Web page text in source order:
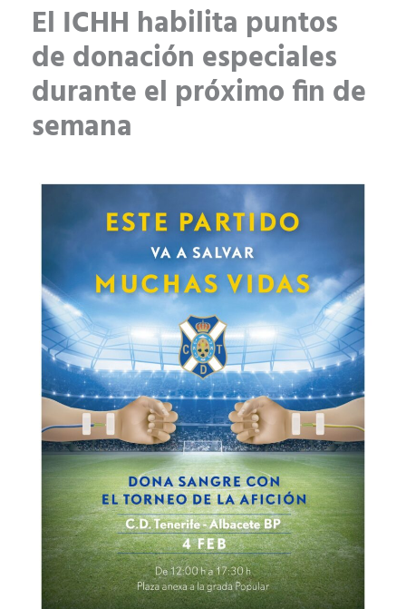
El ICHH habilita puntos
de donación especiales
durante el próximo fin de
semana